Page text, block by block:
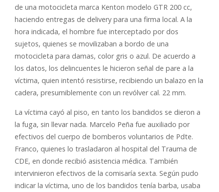
de una motocicleta marca Kenton modelo GTR 200 cc,
haciendo entregas de delivery para una firma local. A la
hora indicada, el hombre fue interceptado por dos
sujetos, quienes se movilizaban a bordo de una
motocicleta para damas, color gris o azul. De acuerdo a
los datos, los delincuentes le hicieron señal de pare a la
víctima, quien intentó resistirse, recibiendo un balazo en la
cadera, presumiblemente con un revólver cal. 22 mm.
La víctima cayó al piso, en tanto los bandidos se dieron a
la fuga, sin llevar nada. Marcelo Peña fue auxiliado por
efectivos del cuerpo de bomberos voluntarios de Pdte.
Franco, quienes lo trasladaron al hospital del Trauma de
CDE, en donde recibió asistencia médica. También
intervinieron efectivos de la comisaría sexta. Según pudo
indicar la víctima, uno de los bandidos tenía barba, usaba